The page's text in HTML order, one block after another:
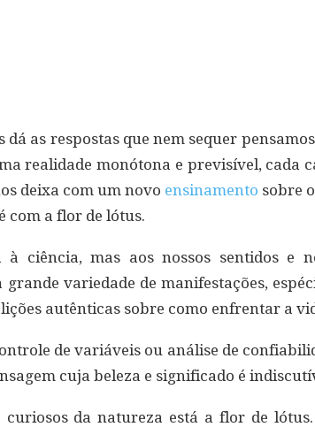
as respostas que nem sequer
realidade monótona e previsível, cada
deixa com um novo ensinamento sobre
com a flor de lótus.
ciência, mas aos nossos sentidos e
variedade de manifestações,
autênticas sobre como enfrentar a
de variáveis ​​ou análise de
cuja beleza e significado é
da natureza está a flor de